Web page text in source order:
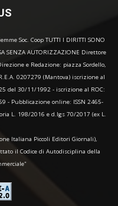
Soc. Coop TUTTI I DIRITTI SONO
SENZA AUTORIZZAZIONE Direttore
e Redazione: piazza Sordello,
0207279 (Mantova) iscrizione al
del 30/11/1992 - iscrizione al ROC:
- Pubblicazione online: ISSN 2465-
L. 198/2016 e d.lgs 70/2017 (ex L.
Italiana Piccoli Editori Giornali),
il Codice di Autodisciplina della